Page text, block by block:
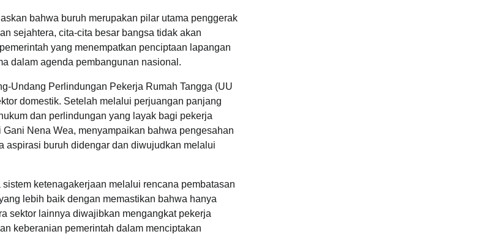
bahwa buruh merupakan pilar utama penggerak
sejahtera, cita-cita besar bangsa tidak akan
yang menempatkan penciptaan lapangan
dalam agenda pembangunan nasional.
Undang Perlindungan Pekerja Rumah Tangga (UU
domestik. Setelah melalui perjuangan panjang
dan perlindungan yang layak bagi pekerja
Nena Wea, menyampaikan bahwa pengesahan
aspirasi buruh didengar dan diwujudkan melalui
ketenagakerjaan melalui rencana pembatasan
lebih baik dengan memastikan bahwa hanya
sektor lainnya diwajibkan mengangkat pekerja
keberanian pemerintah dalam menciptakan